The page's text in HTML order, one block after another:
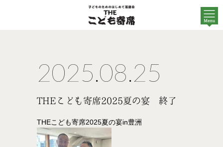
2025.08.25
THEこども寄席2025夏の宴 終了
THEこども寄席2025夏の宴in豊洲